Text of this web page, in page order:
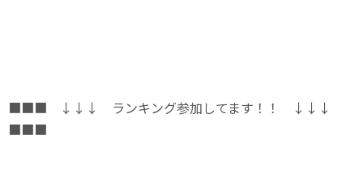
■■■ ↓↓↓ ランキング参加してます！！ ↓↓↓
■■■